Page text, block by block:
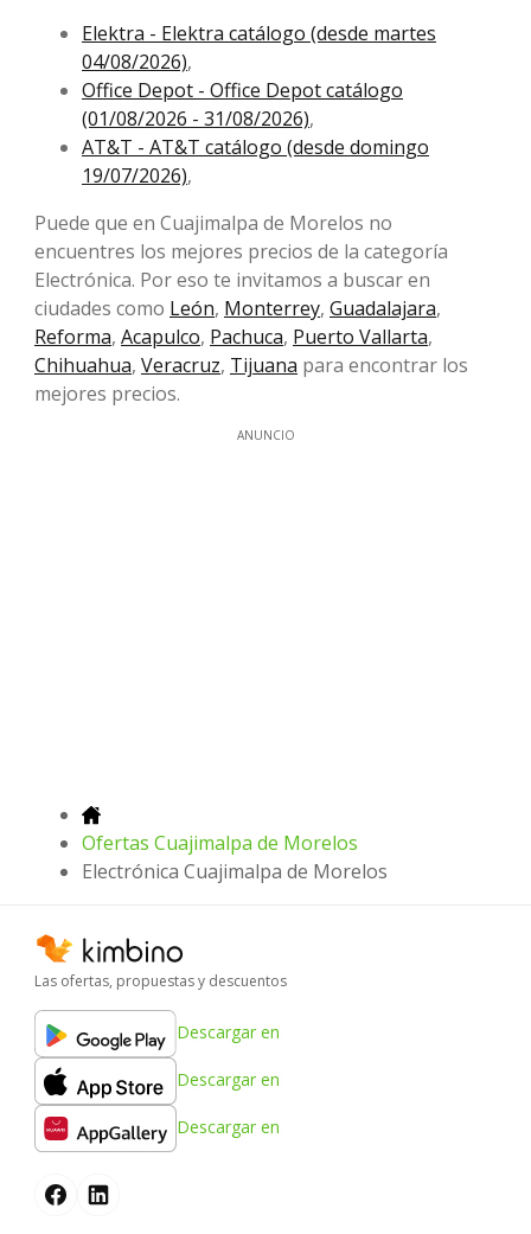
Elektra - Elektra catálogo (desde martes
04/08/2026),
Office Depot - Office Depot catálogo
(01/08/2026 - 31/08/2026),
AT&T - AT&T catálogo (desde domingo
19/07/2026),
Puede que en Cuajimalpa de Morelos no
encuentres los mejores precios de la categoría
Electrónica. Por eso te invitamos a buscar en
ciudades como León, Monterrey, Guadalajara,
Reforma, Acapulco, Pachuca, Puerto Vallarta,
Chihuahua, Veracruz, Tijuana para encontrar los
mejores precios.
ANUNCIO
Ofertas Cuajimalpa de Morelos
Electrónica Cuajimalpa de Morelos
Las ofertas, propuestas y descuentos
Descargar en
Descargar en
Descargar en